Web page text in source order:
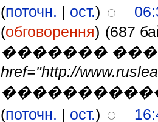
(поточн. | ост.)
(обговорення) (687
�������
href="http://
(поточн. | ост.)